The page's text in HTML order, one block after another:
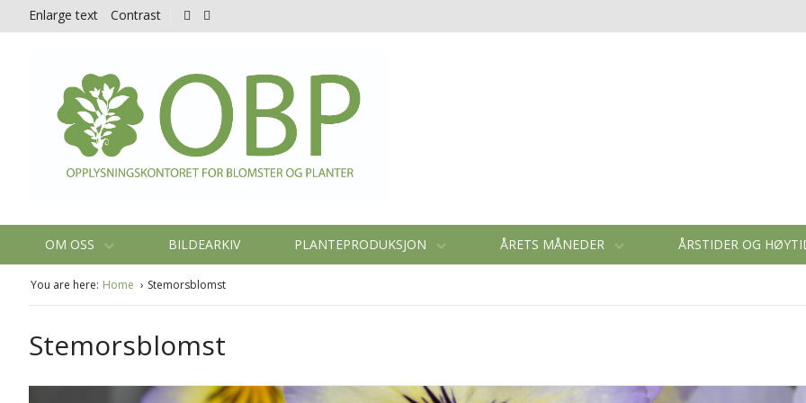
Enlarge text Contrast
OM OSS BILDEARKIV PLANTEPRODUKSJON ÅRETS MÅNEDER ÅRSTIDER OG
You are here: Home Stemorsblomst
Stemorsblomst